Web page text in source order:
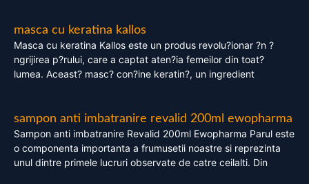
masca cu keratina kallos
Masca cu keratina Kallos este un produs revolu?ionar ?n ?
ngrijirea p?rului, care a captat aten?ia femeilor din toat?
lumea. Aceast? masc? con?ine keratin?, un ingredient
sampon anti imbatranire revalid 200ml ewopharma
Sampon anti imbatranire Revalid 200ml Ewopharma Parul este
o componenta importanta a frumusetii noastre si reprezinta
unul dintre primele lucruri observate de catre ceilalti. Din